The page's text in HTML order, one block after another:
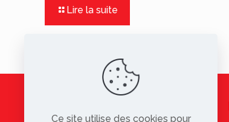
Lire la suite
Ce site utilise des cookies pour